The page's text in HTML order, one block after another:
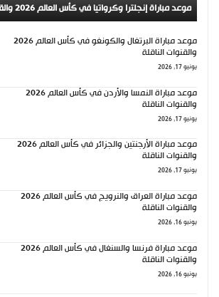
موعد مباراة إنجلترا وكرواتيا في كأس العالم 2026 والقنوات الناقلة
موعد مباراة البرتغال والكونغو في كأس العالم 2026
والقنوات الناقلة
يونيو 17, 2026
موعد مباراة النمسا والأردن في كأس العالم 2026
والقنوات الناقلة
يونيو 17, 2026
موعد مباراة الأرجنتين والجزائر في كأس العالم 2026
والقنوات الناقلة
يونيو 17, 2026
موعد مباراة العراق والنرويج في كأس العالم 2026
والقنوات الناقلة
يونيو 16, 2026
موعد مباراة فرنسا والسنغال في كأس العالم 2026
والقنوات الناقلة
يونيو 16, 2026